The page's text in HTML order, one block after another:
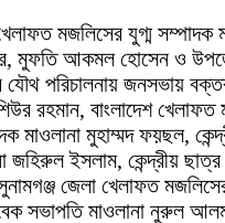
মজলিসের যুগ্ম সম্পাদক
মুফতি আকমল হোসেন ও
পরিচালনায় জনসভায়
রহমান, বাংলাদেশ খেলাফত
মাওলানা মুহাম্মদ ফয়ছল,
জহিরুল ইসলাম, কেন্দ্রীয়
জেলা খেলাফত
সভাপতি মাওলানা নুরুল আলম